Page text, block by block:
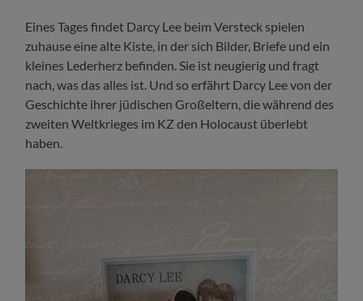
Eines Tages findet Darcy Lee beim Versteck spielen
zuhause eine alte Kiste, in der sich Bilder, Briefe und ein
kleines Lederherz befinden. Sie ist neugierig und fragt
nach, was das alles ist. Und so erfährt Darcy Lee von der
Geschichte ihrer jüdischen Großeltern, die während des
zweiten Weltkrieges im KZ den Holocaust überlebt
haben.